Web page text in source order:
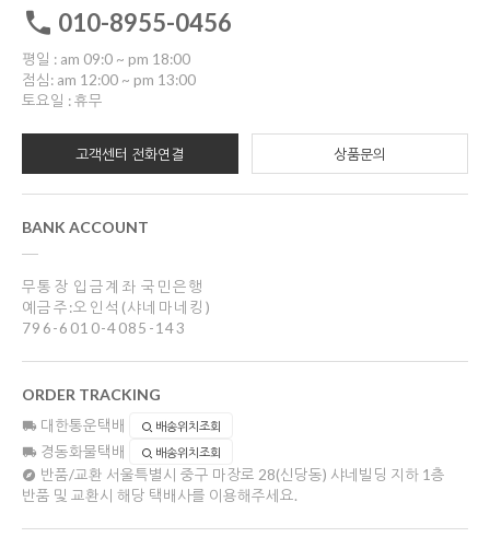
010-8955-0456
평일 : am 09:0 ~ pm 18:00
점심: am 12:00 ~ pm 13:00
토요일 : 휴무
고객센터 전화연결 상품문의
BANK ACCOUNT
무통장 입금계좌 국민은행
예금주:오인석(샤네마네킹)
796-6010-4085-143
ORDER TRACKING
대한통운택배 배송위치조회
경동화물택배 배송위치조회
반품/교환 서울특별시 중구 마장로 28(신당동) 샤네빌딩 지하 1층
반품 및 교환시 해당 택배사를 이용해주세요.